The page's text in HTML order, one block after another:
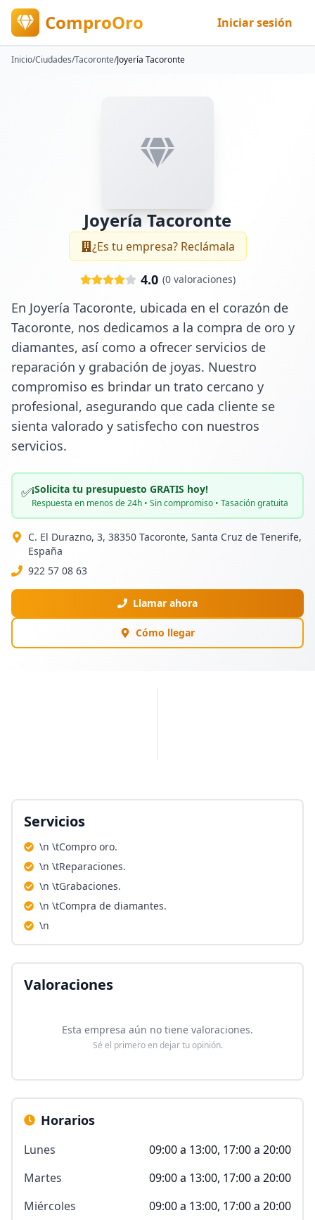
ComproOro Iniciar sesión
Inicio/Ciudades/Tacoronte/Joyería Tacoronte
Joyería Tacoronte
¿Es tu empresa? Reclámala
4.0 (0valoraciones)
En Joyería Tacoronte, ubicada en el corazón de
Tacoronte, nos dedicamos a la compra de oro y
diamantes, así como a ofrecer servicios de
reparación y grabación de joyas. Nuestro
compromiso es brindar un trato cercano y
profesional, asegurando que cada cliente se
sienta valorado y satisfecho con nuestros
servicios.
✅¡Solicita tu presupuesto GRATIS hoy!
Respuesta en menos de 24h • Sin compromiso • Tasación gratuita
C. El Durazno, 3, 38350 Tacoronte, Santa Cruz de Tenerife,
España
922 57 08 63
Llamar ahora
Cómo llegar
Servicios
\n \tCompro oro.
\n \tReparaciones.
\n \tGrabaciones.
\n \tCompra de diamantes.
\n
Valoraciones
Esta empresa aún no tiene valoraciones.
Sé el primero en dejar tu opinión.
Horarios
Lunes
09:00 a 13:00, 17:00 a 20:00
Martes
09:00 a 13:00, 17:00 a 20:00
Miércoles
09:00 a 13:00, 17:00 a 20:00